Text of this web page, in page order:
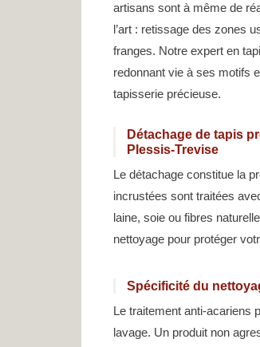
artisans sont à même de
l’art : retissage des zones
franges. Notre expert en
redonnant vie à ses motifs
tapisserie précieuse.
Détachage de tapis
Plessis-Trevise
Le détachage constitue la
incrustées sont traitées
laine, soie ou fibres
nettoyage pour protéger
Spécificité du
Le traitement anti-acariens
lavage. Un produit non